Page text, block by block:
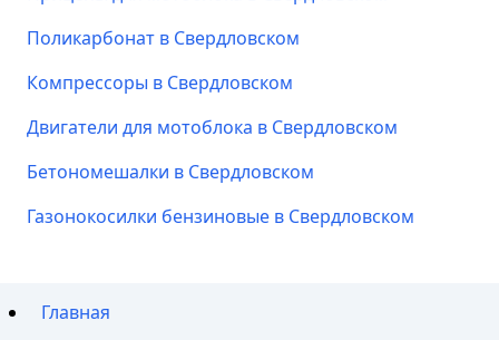
Поликарбонат в Свердловском
Компрессоры в Свердловском
Двигатели для мотоблока в Свердловском
Бетономешалки в Свердловском
Газонокосилки бензиновые в Свердловском
Главная